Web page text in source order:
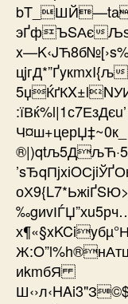
эҐфЪSАє
Ч¤ш+церЏ‡~0к_
иkmбЯ